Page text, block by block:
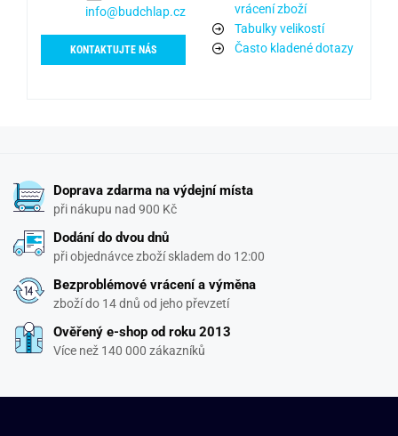
info@budchlap.cz
KONTAKTUJTE NÁS
vrácení zboží
Tabulky velikostí
Často kladené dotazy
Doprava zdarma na výdejní místa
při nákupu nad 900 Kč
Dodání do dvou dnů
při objednávce zboží skladem do 12:00
Bezproblémové vrácení a výměna
zboží do 14 dnů od jeho převzetí
Ověřený e-shop od roku 2013
Více než 140 000 zákazníků